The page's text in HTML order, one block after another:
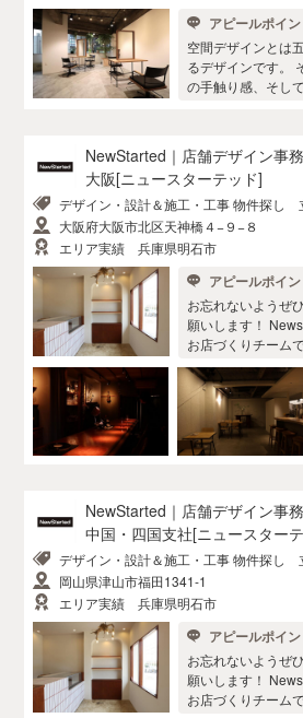
アピールポイン
空間デザインとは
るデザインです。
の手触り感、そし
だけその空間に感
りも感じることで
きる・・・そんな
ます。 関西を拠点
へでも行きますの
さい。
NewStarted｜店舗デザイン
大阪[ニュースターテッド]
デザイン・設計＆施工・工事 物件探し 立地診断 開業支援 アフ
ターケア
大阪府大阪市北区天神橋４−９−８
エリア実績 兵庫県明石市
アピールポイン
お忘れないようぜ
願いします！ Newstartedは個人店舗特化の
お店づくりチームです。 『６つの
1.数多くの事例。
に100 件以上のお
ただいております
の小さな店舗が多
からこそ、収納ス
目が届きます。 2.街になじむ 100 件を超え
NewStarted でつく
以下。ころころと
そこにあるからこ
て、そのエリアに
3.自社飲食店
運営しています。
感するからこそ見
私たちは考えてい
えるパートナーです。 4.個性をつく
中には数多くのお
NewStarted｜店舗デザイン
中国・四国支社[ニュースター
ウシシャ]
デザイン・設計＆施工・工事 物件探し 立地診断 開業支援 アフ
ターケア
岡山県津山市福田1341-1
エリア実績 兵庫県明石市
アピールポイン
お忘れないようぜ
願いします！ Newstartedは個人店舗特化の
お店づくりチームです。 『６つの